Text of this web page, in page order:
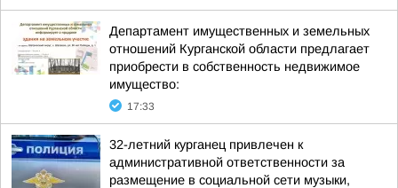
Департамент имущественных и земельных
отношений Курганской области предлагает
приобрести в собственность недвижимое
имущество:
17:33
32-летний курганец привлечен к
административной ответственности за
размещение в социальной сети музыки,